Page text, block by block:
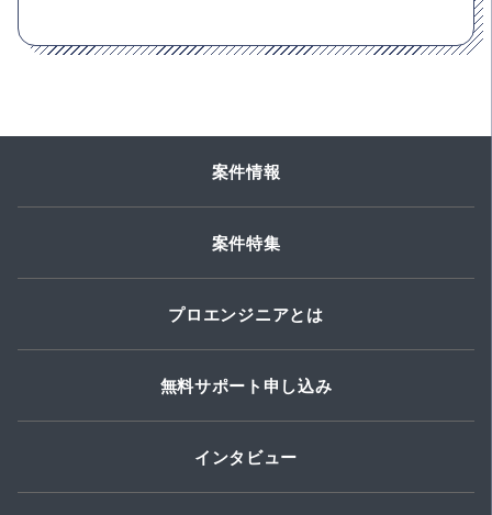
案件情報
案件特集
プロエンジニアとは
無料サポート申し込み
インタビュー